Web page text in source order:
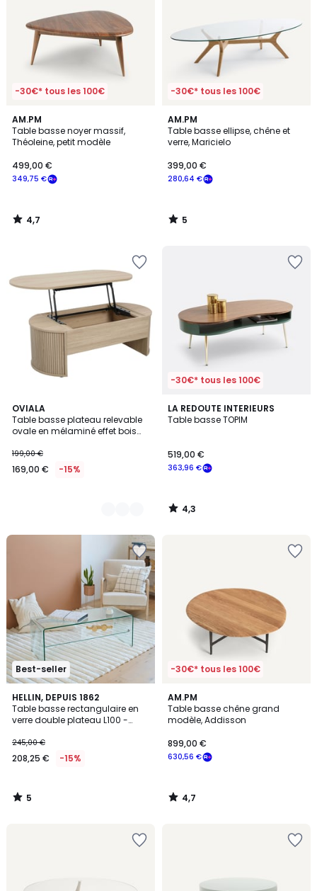
-30€* tous les 100€
AM.PM
Table basse noyer massif,
Théoleine, petit modèle
349,75 €
499,00 €
4,7
/ 5
4,7
/
-30€* tous les 100€
AM.PM
Table basse ellipse, chêne et
verre, Maricielo
280,64 €
399,00 €
5
/
5
5
/
OVIALA
Table basse plateau relevable
ovale en mélaminé effet bois
199,00 €
169,00 € -15%
3
Couleurs
-30€* tous les 100€
LA REDOUTE INTERIEURS
Table basse TOPIM
363,96 €
519,00 €
4,3
/ 5
4,3
/
Best-seller
HELLIN, DEPUIS 1862
Table basse rectangulaire en
verre double plateau L100 -
245,00 €
208,25 € -15%
5
/
5
5
/
-30€* tous les 100€
AM.PM
Table basse chêne grand
modèle, Addisson
630,56 €
899,00 €
4,7
/ 5
4,7
/